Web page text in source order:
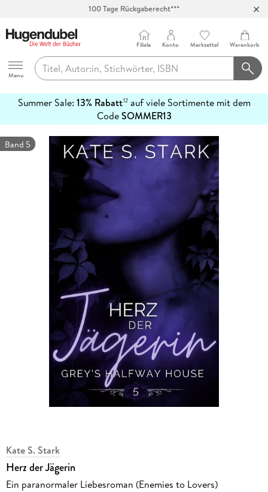
100 Tage Rückgaberecht***
Hugendubel
Menu
Filiale Konto Merkzettel Warenkorb
Summer Sale: 13% Rabatt12auf viele Sortimente mit dem
CodeSOMMER13
erfahren
Band 5
Kate S. Stark
Herz der Jägerin
Ein paranormaler Liebesroman (Enemies to Lovers)